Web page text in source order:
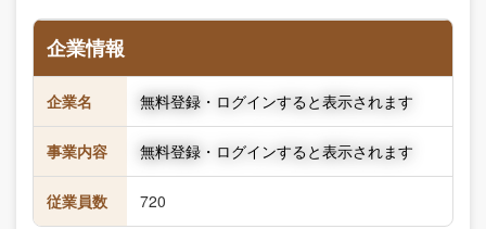
企業情報
企業名 無料登録・ログインすると表示されます
事業内容 無料登録・ログインすると表示されます
従業員数 720